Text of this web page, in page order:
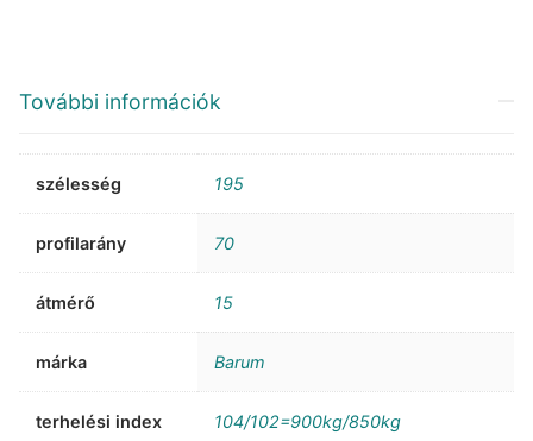
További információk
szélesség 195
profilarány 70
átmérő 15
márka Barum
terhelési index 104/102=900kg/850kg